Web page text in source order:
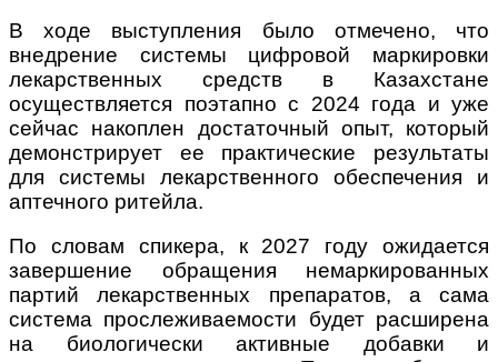
В ходе выступления было отмечено, что
внедрение системы цифровой маркировки
лекарственных средств в Казахстане
осуществляется поэтапно с 2024 года и уже
сейчас накоплен достаточный опыт, который
демонстрирует ее практические результаты
для системы лекарственного обеспечения и
аптечного ритейла.
По словам спикера, к 2027 году ожидается
завершение обращения немаркированных
партий лекарственных препаратов, а сама
система прослеживаемости будет расширена
на биологически активные добавки и